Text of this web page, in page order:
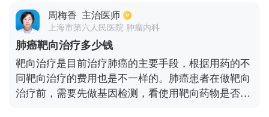
后辅助化疗4-6个疗程，初步准备费用大概是40万。
除此之外乳腺癌如果做放疗，一个疗程大概需要
40000-50000元。乳腺癌还可以和内分泌和靶向药物
治疗，这个治疗是比较漫长的治疗方法，而且费用较
高，每个疗程大概需要10000元左右。现在国家政策
越来越好，医保报销力度加大，所以患者家庭一般是
可以承受的。
周梅香 主治医师
上海市第六人民医院 肿瘤内科
肺癌靶向治疗多少钱
靶向治疗是目前治疗肺癌的主要手段，根据用药的不
同靶向治疗的费用也是不一样的。肺癌患者在做靶向
治疗前，需要先做基因检测，看使用靶向药物是否会